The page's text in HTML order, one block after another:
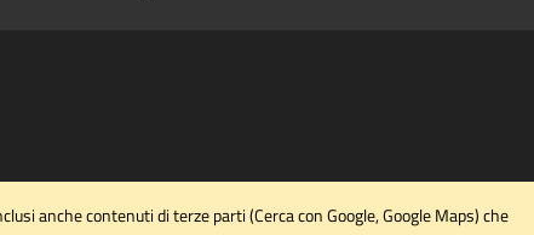
anche contenuti di terze parti (Cerca con Google, Google Maps) che